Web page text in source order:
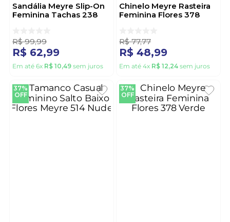
Sandália Meyre Slip-On
Feminina Tachas 238
R$ 99,99
R$ 62,99
Em até 6x R$ 10,49 sem juros
Chinelo Meyre Rasteira
Feminina Flores 378
R$ 77,77
R$ 48,99
Em até 4x R$ 12,24 sem juros
37%
OFF
37%
OFF